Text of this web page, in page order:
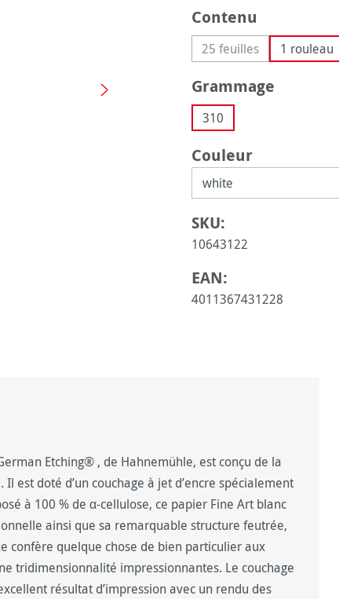
Sélectionnez
Contenu
25 feuilles(Cette option n'est
1 rouleau
Sélectionnez
Grammage
310
Sélectionnez
Couleur
SKU:
10643122
EAN:
4011367431228
Etching® , de Hahnemühle, est conçu de la
est doté d’un couchage à jet d’encre spécialement
à 100 % de α-cellulose, ce papier Fine Art blanc
ainsi que sa remarquable structure feutrée,
confère quelque chose de bien particulier aux
tridimensionnalité impressionnantes. Le couchage
résultat d’impression avec un rendu des